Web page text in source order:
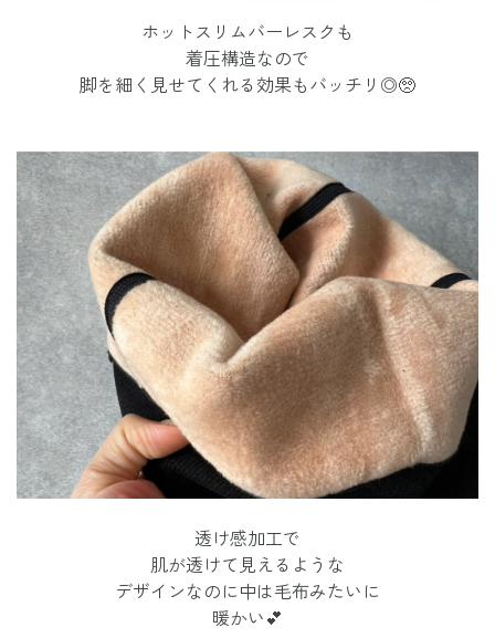
ホットスリムバーレスクも
着圧構造なので
脚を細く見せてくれる効果もバッチリ◎🥺
透け感加工で
肌が透けて見えるような
デザインなのに中は毛布みたいに
暖かい💕